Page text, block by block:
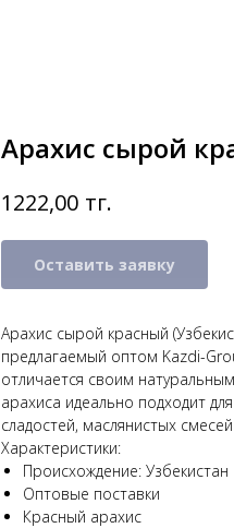
Арахис сырой
1222,00 тг.
Оставить заявку
Арахис сырой красный
предлагаемый оптом Kazdi-
отличается своим
арахиса идеально подходит
сладостей, маслянистых
Характеристики:
Происхождение: Узбекистан
Оптовые поставки
Красный арахис